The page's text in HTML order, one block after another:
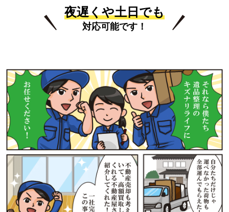
夜遅くや土日でも
対応可能です！